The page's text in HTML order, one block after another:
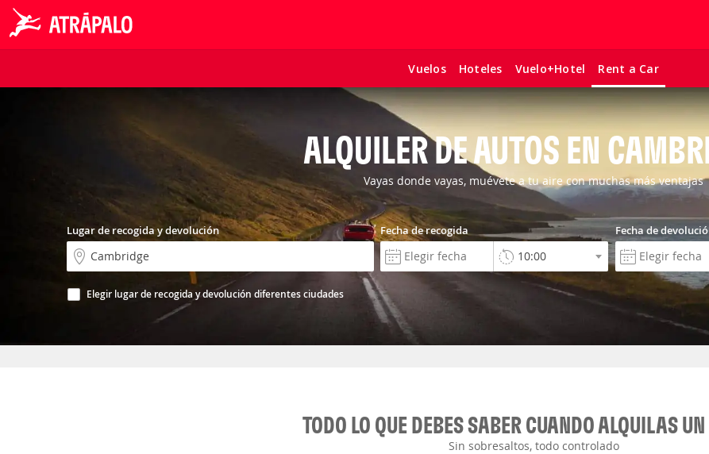
Vuelos Hoteles Vuelo+Hotel Rent a Car
ALQUILER DE AUTOS EN
Vayas donde vayas, muévete a tu aire con muchas más ventajas
Lugar de recogida y devolución
Elegir lugar de recogida y devolución diferentes ciudades
Fecha de recogida Fecha de
TODO LO QUE DEBES SABER CUANDO ALQUILAS
Sin sobresaltos, todo controlado